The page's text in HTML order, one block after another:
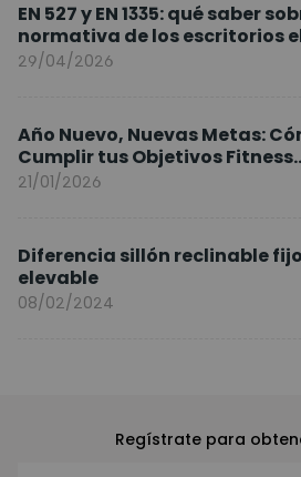
EN 527 y EN 1335: qué saber
normativa de los escritorios
y sillas ergonómicas
29/04/2026
Año Nuevo, Nuevas Metas:
Cumplir tus Objetivos Fitness
Entrenando en Casa
21/01/2026
Diferencia sillón reclinable
elevable
08/02/2024
Regístrate para